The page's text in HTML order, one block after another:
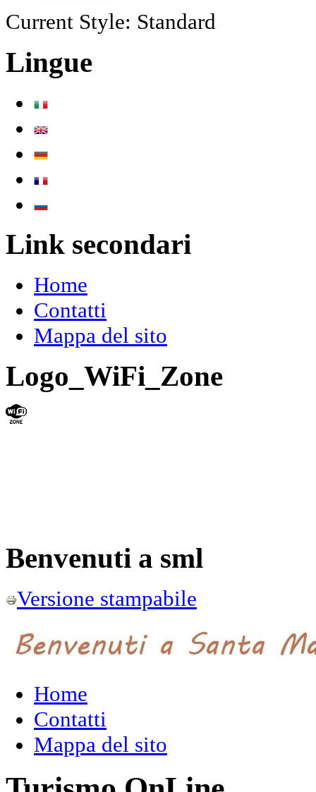
Current Style: Standard
Lingue
Link secondari
Home
Contatti
Mappa del sito
Logo_WiFi_Zone
Benvenuti a sml
Versione stampabile
Home
Contatti
Mappa del sito